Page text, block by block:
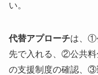
い。
代替アプローチは、①
先で入れる、②公共
の支援制度の確認、③